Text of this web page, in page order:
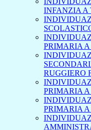
INFANZIA A
PRIMARIA
RUGGIERO
PRIMARIA
PRIMARIA A